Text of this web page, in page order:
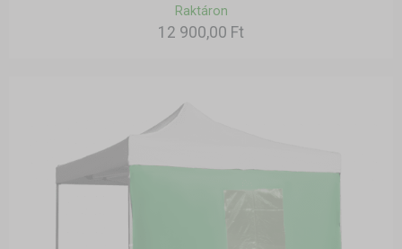
Raktáron
12 900,00 Ft